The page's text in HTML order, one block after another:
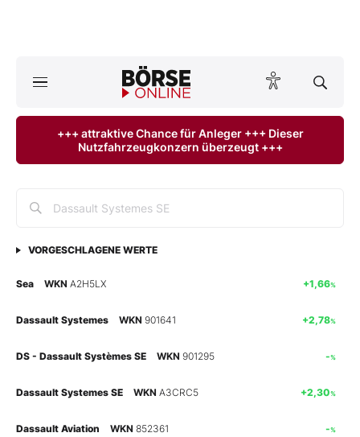
ktuelle Ausgabe BÖRSE ONLINE lesen
Experten
Mein B:O
+++ attraktive Chance für Anleger +++ Dieser
Nutzfahrzeugkonzern überzeugt +++
VORGESCHLAGENE WERTE
Sea WKN A2H5LX +1,66%
Dassault Systemes WKN 901641 +2,78%
DS - Dassault Systèmes SE WKN 901295 -%
Dassault Systemes SE WKN A3CRC5 +2,30%
Dassault Aviation WKN 852361 -%